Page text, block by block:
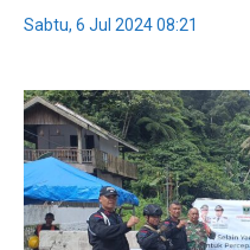
Sabtu, 6 Jul 2024 08:21